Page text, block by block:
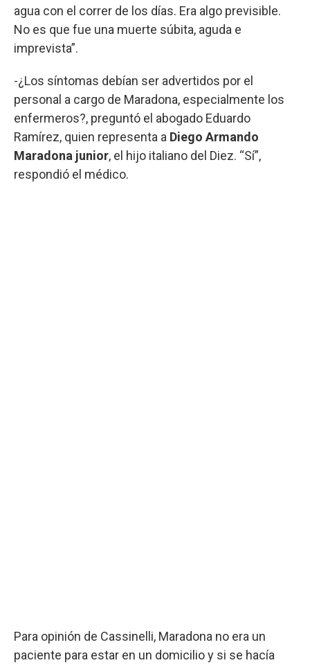
agua con el correr de los días. Era algo previsible.
No es que fue una muerte súbita, aguda e
imprevista”.
-¿Los síntomas debían ser advertidos por el
personal a cargo de Maradona, especialmente los
enfermeros?, preguntó el abogado Eduardo
Ramírez, quien representa a Diego Armando
Maradona junior, el hijo italiano del Diez. “Sí”,
respondió el médico.
Para opinión de Cassinelli, Maradona no era un
paciente para estar en un domicilio y si se hacía